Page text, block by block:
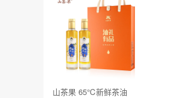
山茶果 65℃新鲜茶油